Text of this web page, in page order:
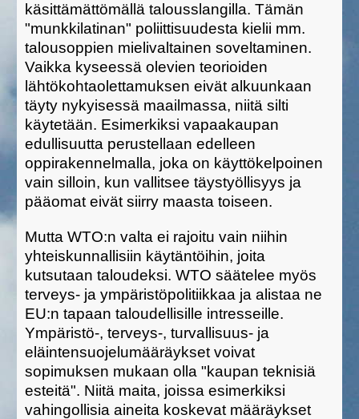
käsittämättömällä talousslangilla. Tämän
"munkkilatinan" poliittisuudesta kielii mm.
talousoppien mielivaltainen soveltaminen.
Vaikka kyseessä olevien teorioiden
lähtökohtaolettamuksen eivät alkuunkaan
täyty nykyisessä maailmassa, niitä silti
käytetään. Esimerkiksi vapaakaupan
edullisuutta perustellaan edelleen
oppirakennelmalla, joka on käyttökelpoinen
vain silloin, kun vallitsee täystyöllisyys ja
pääomat eivät siirry maasta toiseen.
Mutta WTO:n valta ei rajoitu vain niihin
yhteiskunnallisiin käytäntöihin, joita
kutsutaan taloudeksi. WTO säätelee myös
terveys- ja ympäristöpolitiikkaa ja alistaa ne
EU:n tapaan taloudellisille intresseille.
Ympäristö-, terveys-, turvallisuus- ja
eläintensuojelumääräykset voivat
sopimuksen mukaan olla "kaupan teknisiä
esteitä". Niitä maita, joissa esimerkiksi
vahingollisia aineita koskevat määräykset